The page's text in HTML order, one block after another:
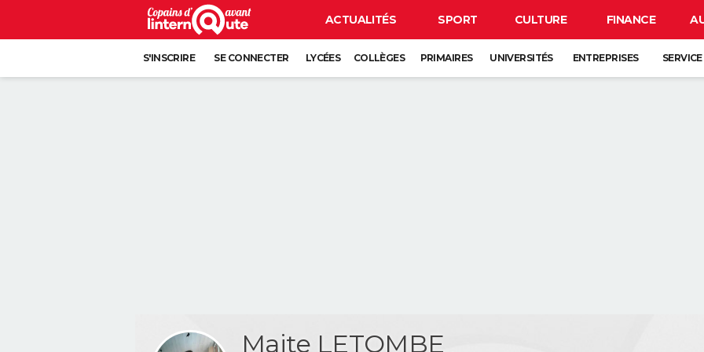
ACTUALITÉS SPORT CULTURE FINANCE
S'INSCRIRE SE CONNECTER LYCÉES COLLÈGES PRIMAIRES UNIVERSITÉS ENTREPRISES
Maite LETOMBE